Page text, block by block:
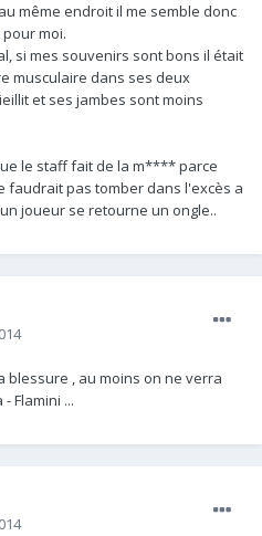
même endroit il me semble donc
moi.
si mes souvenirs sont bons il était
musculaire dans ses deux
et ses jambes sont moins
le staff fait de la m**** parce
faudrait pas tomber dans l'excès a
joueur se retourne un ongle..
blessure , au moins on ne verra
Flamini ...